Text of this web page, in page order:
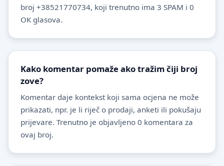
broj +38521770734, koji trenutno ima 3 SPAM i 0
OK glasova.
Kako komentar pomaže ako tražim čiji broj
zove?
Komentar daje kontekst koji sama ocjena ne može
prikazati, npr. je li riječ o prodaji, anketi ili pokušaju
prijevare. Trenutno je objavljeno 0 komentara za
ovaj broj.